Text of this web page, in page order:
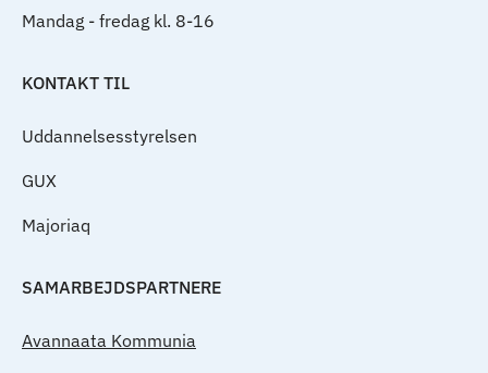
Mandag - fredag kl. 8-16
KONTAKT TIL
Uddannelsesstyrelsen
GUX
Majoriaq
SAMARBEJDSPARTNERE
Avannaata Kommunia